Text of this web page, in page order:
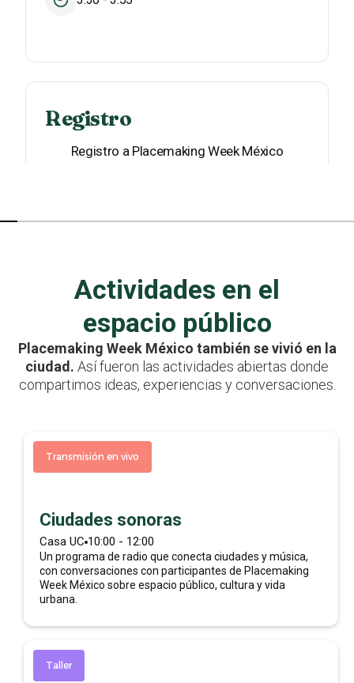
Registro
Registro a Placemaking Week México
Bienvenida
5:00 - 5:45
Luciana Renner🇲🇽
Introducción
Actividades en el
espacio público
Placemaking Week México también se vivió en la
ciudad. Así fueron las actividades abiertas donde
compartimos ideas, experiencias y conversaciones.
Transmisión en vivo
Ciudades sonoras
Casa UC 10:00 - 12:00
Un programa de radio que conecta ciudades y música,
con conversaciones con participantes de Placemaking
Week México sobre espacio público, cultura y vida
urbana.
Taller